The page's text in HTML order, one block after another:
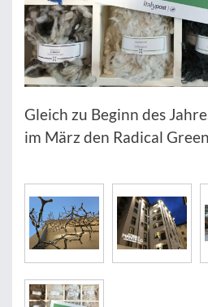
Gleich zu Beginn des
im März den Radical